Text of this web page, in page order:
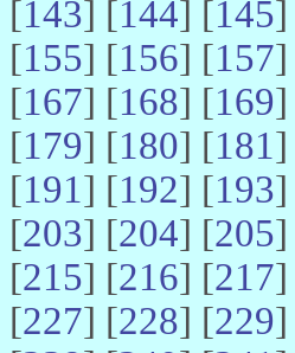
[143] [144] [145]
[155] [156] [157]
[167] [168] [169]
[179] [180] [181]
[191] [192] [193]
[203] [204] [205]
[215] [216] [217]
[227] [228] [229]